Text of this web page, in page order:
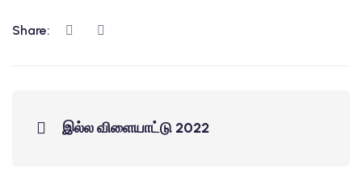
Share:
இல்ல விளையாட்டு 2022